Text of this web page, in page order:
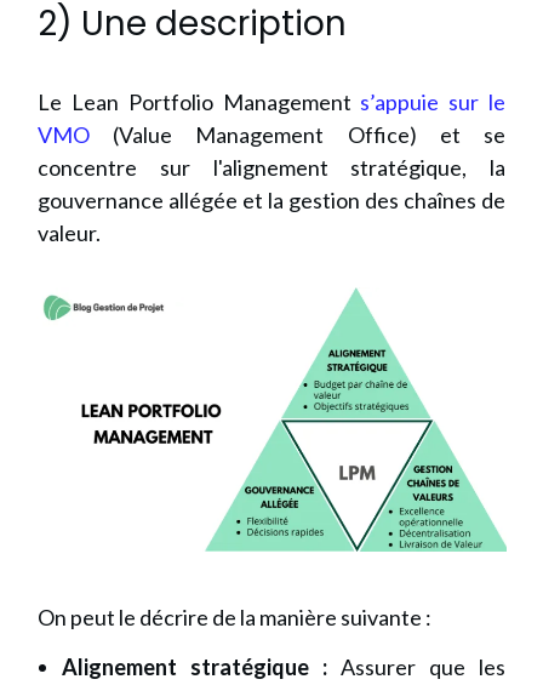
2) Une description
Le Lean Portfolio Management s’appuie sur le
VMO (Value Management Office) et se
concentre sur l'alignement stratégique, la
gouvernance allégée et la gestion des chaînes de
valeur.
On peut le décrire de la manière suivante :
Alignement stratégique : Assurer que les